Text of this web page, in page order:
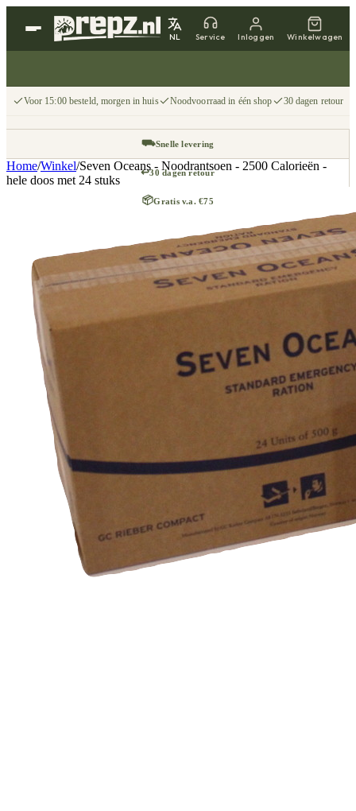
NL Service Inloggen Winkelwagen
Voor 15:00 besteld, morgen in huis Noodvoorraad in één shop 30 dagen retour
⛟Snelle levering
↩30 dagen retour
📦Gratis v.a. €75
Home/Winkel/Seven Oceans - Noodrantsoen - 2500 Calorieën -
hele doos met 24 stuks